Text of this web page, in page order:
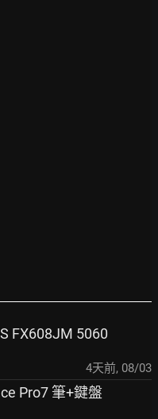
FX608JM 5060
4天前, 08/03
Pro7 筆+鍵盤